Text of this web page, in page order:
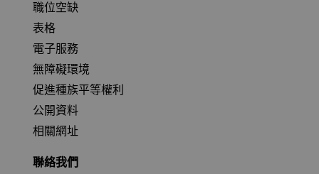
職位空缺
表格
電子服務
無障礙環境
促進種族平等權利
公開資料
相關網址
聯絡我們